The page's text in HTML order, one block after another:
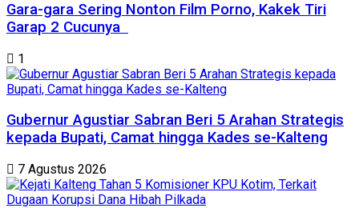
Gara-gara Sering Nonton Film Porno, Kakek Tiri
Garap 2 Cucunya
1
Gubernur Agustiar Sabran Beri 5 Arahan Strategis
kepada Bupati, Camat hingga Kades se-Kalteng
7 Agustus 2026